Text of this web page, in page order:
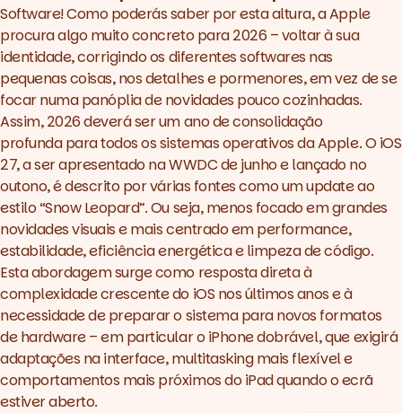
Software! Como poderás saber por esta altura, a Apple
procura algo muito concreto para 2026 – voltar à sua
identidade, corrigindo os diferentessoftwaresnas
pequenas coisas, nos detalhes e pormenores, em vez de se
focar numa panóplia de novidades pouco cozinhadas.
Assim, 2026 deverá ser um ano de consolidação
profunda para todos os sistemas operativos da Apple. OiOS
27, a ser apresentado na WWDC de junho e lançado no
outono, é descrito por várias fontes como umupdateao
estilo “Snow Leopard”. Ou seja, menos focado em grandes
novidades visuais e mais centrado em performance,
estabilidade, eficiência energética e limpeza de código.
Esta abordagem surge como resposta direta à
complexidade crescente do iOS nos últimos anos e à
necessidade de preparar o sistema para novos formatos
dehardware– em particular o iPhone dobrável, que exigirá
adaptações na interface,multitaskingmais flexível e
comportamentos mais próximos do iPad quando o ecrã
estiver aberto.